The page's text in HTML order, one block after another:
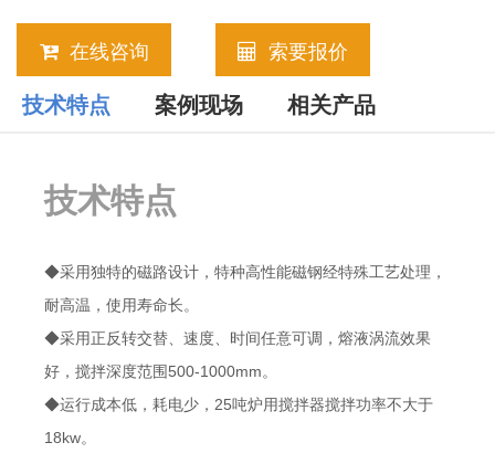
在线咨询 索要报价
技术特点 案例现场 相关产品
技术特点
◆采用独特的磁路设计，特种高性能磁钢经特殊工艺处理，
耐高温，使用寿命长。
◆采用正反转交替、速度、时间任意可调，熔液涡流效果
好，搅拌深度范围500-1000mm。
◆运行成本低，耗电少，25吨炉用搅拌器搅拌功率不大于
18kw。